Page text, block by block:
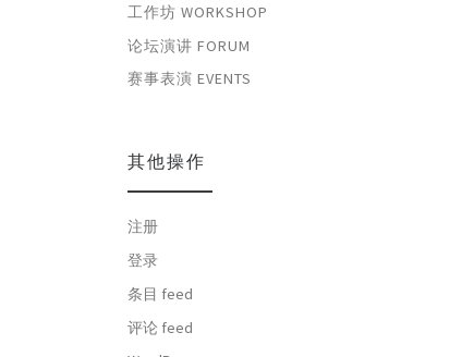
工作坊 WORKSHOP
论坛演讲 FORUM
赛事表演 EVENTS
其他操作
注册
登录
条目 feed
评论 feed